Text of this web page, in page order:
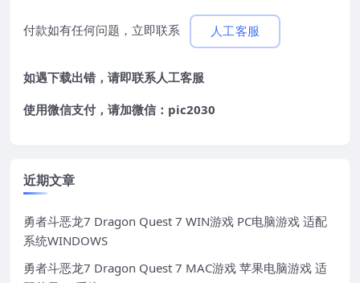
付款如有任何问题，立即联系 人工客服
如遇下载出错，请即联系人工客服
使用微信支付，请加微信：pic2030
近期文章
勇者斗恶龙7 Dragon Quest 7 WIN游戏 PC电脑游戏 适配
系统WINDOWS
勇者斗恶龙7 Dragon Quest 7 MAC游戏 苹果电脑游戏 适